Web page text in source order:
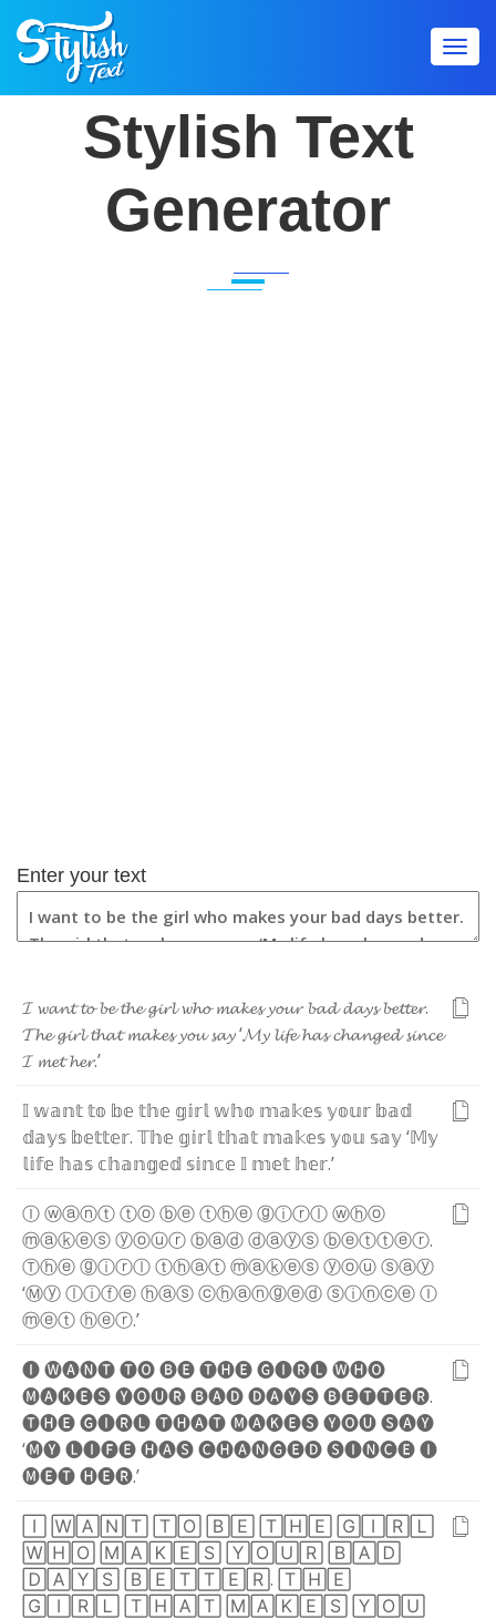
Stylish Text
Generator
Enter your text
𝓘 𝔀𝓪𝓷𝓽 𝓽𝓸 𝓫𝓮 𝓽𝓱𝓮 𝓰𝓲𝓻𝓵 𝔀𝓱𝓸 𝓶𝓪𝓴𝓮𝓼 𝔂𝓸𝓾𝓻 𝓫𝓪𝓭 𝓭𝓪𝔂𝓼 𝓫𝓮𝓽𝓽𝓮𝓻.
𝓣𝓱𝓮 𝓰𝓲𝓻𝓵 𝓽𝓱𝓪𝓽 𝓶𝓪𝓴𝓮𝓼 𝔂𝓸𝓾 𝓼𝓪𝔂‘𝓜𝔂 𝓵𝓲𝓯𝓮 𝓱𝓪𝓼 𝓬𝓱𝓪𝓷𝓰𝓮𝓭 𝓼𝓲𝓷𝓬𝓮
𝓘 𝓶𝓮𝓽 𝓱𝓮𝓻.’
𝕀𝕨𝕒𝕟𝕥𝕥𝕠 𝕓𝕖 𝕥𝕙𝕖 𝕘𝕚𝕣𝕝𝕨𝕙𝕠 𝕞𝕒𝕜𝕖𝕤𝕪𝕠𝕦𝕣 𝕓𝕒𝕕
𝕕𝕒𝕪𝕤 𝕓𝕖𝕥𝕥𝕖𝕣. 𝕋𝕙𝕖 𝕘𝕚𝕣𝕝𝕥𝕙𝕒𝕥 𝕞𝕒𝕜𝕖𝕤𝕪𝕠𝕦 𝕤𝕒𝕪‘𝕄𝕪
𝕝𝕚𝕗𝕖 𝕙𝕒𝕤 𝕔𝕙𝕒𝕟𝕘𝕖𝕕 𝕤𝕚𝕟𝕔𝕖 𝕀 𝕞𝕖𝕥 𝕙𝕖𝕣.’
Ⓘⓦⓐⓝⓣⓣⓞⓑⓔⓣⓗⓔⓖⓘⓡⓛⓦⓗⓞ
ⓜⓐⓚⓔⓢⓨⓞⓤⓡⓑⓐⓓⓓⓐⓨⓢⓑⓔⓣⓣⓔⓡ.
Ⓣⓗⓔⓖⓘⓡⓛⓣⓗⓐⓣⓜⓐⓚⓔⓢⓨⓞⓤⓢⓐⓨ
‘ⓂⓨⓛⓘⓕⓔⓗⓐⓢⓒⓗⓐⓝⓖⓔⓓⓢⓘⓝⓒⓔⒾ
ⓜⓔⓣⓗⓔⓡ.’
🅘🅦🅐🅝🅣🅣🅞🅑🅔🅣🅗🅔🅖🅘🅡🅛🅦🅗🅞
🅜🅐🅚🅔🅢🅨🅞🅤🅡🅑🅐🅓🅓🅐🅨🅢🅑🅔🅣🅣🅔🅡.
🅣🅗🅔🅖🅘🅡🅛🅣🅗🅐🅣🅜🅐🅚🅔🅢🅨🅞🅤🅢🅐🅨
‘🅜🅨🅛🅘🅕🅔🅗🅐🅢🅒🅗🅐🅝🅖🅔🅓🅢🅘🅝🅒🅔🅘
🅜🅔🅣🅗🅔🅡.’
🄸 🅆 🄰 🄽 🅃 🅃 🄾 🄱 🄴 🅃 🄷 🄴 🄶 🄸 🅁
🄻
🅆 🄷 🄾 🄼 🄰 🄺 🄴 🅂 🅈 🄾 🅄 🅁 🄱 🄰 🄳
🄳 🄰 🅈 🅂 🄱 🄴 🅃 🅃 🄴 🅁 . 🅃 🄷 🄴
🄶
🄸 🅁 🄻 🅃 🄷 🄰 🅃 🄼 🄰 🄺 🄴 🅂 🅈 🄾 🅄